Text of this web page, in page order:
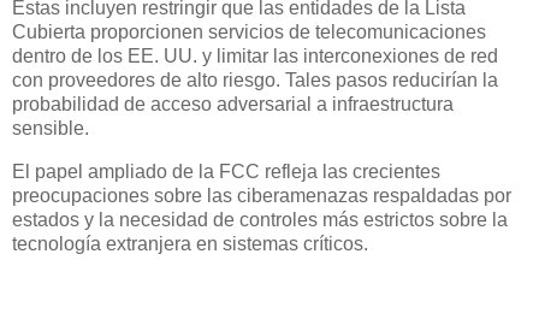
Estas incluyen restringir que las entidades de la Lista
Cubierta proporcionen servicios de telecomunicaciones
dentro de los EE. UU. y limitar las interconexiones de red
con proveedores de alto riesgo. Tales pasos reducirían la
probabilidad de acceso adversarial a infraestructura
sensible.
El papel ampliado de la FCC refleja las crecientes
preocupaciones sobre las ciberamenazas respaldadas por
estados y la necesidad de controles más estrictos sobre la
tecnología extranjera en sistemas críticos.